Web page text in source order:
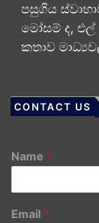
පසුගිය
මෝසම් ද,
කතාව
CONTACT US
Name *
Email *